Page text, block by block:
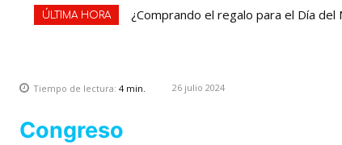
ÚLTIMA HORA ¿Comprando el regalo para el Día
Tiempo de lectura: 4min. 26 julio 2024
Congreso